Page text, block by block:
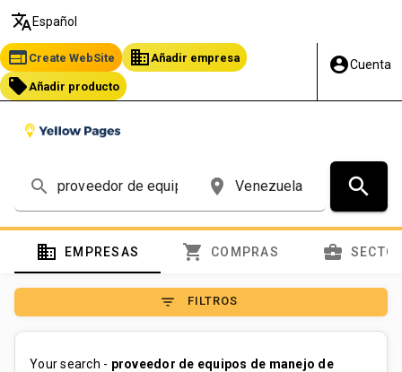
translate Español
web Create WebSite business Añadir empresa
local_offer Añadir producto
account_circleCuenta
search place search
domain EMPRESAS shopping_cart COMPRAS business_center
filter_list FILTROS
Your search - proveedor de equipos de manejo de